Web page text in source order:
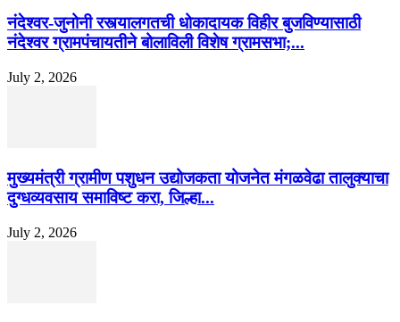
नंदेश्वर-जुनोनी रस्त्यालगतची धोकादायक विहीर बुजविण्यासाठी
नंदेश्वर ग्रामपंचायतीने बोलाविली विशेष ग्रामसभा;...
July 2, 2026
मुख्यमंत्री ग्रामीण पशुधन उद्योजकता योजनेत मंगळवेढा तालुक्याचा
दुग्धव्यवसाय समाविष्ट करा, जिल्हा...
July 2, 2026